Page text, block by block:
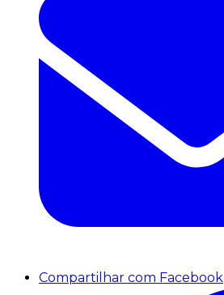
Compartilhar com Facebook